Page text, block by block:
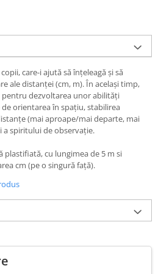
si
care-i ajută să înțeleagă și să
ale distanței (cm, m). În același timp,
dezvoltarea unor abilități
orientarea în spațiu, stabilirea
(mai aproape/mai departe, mai
a spiritului de observație.
plastifiată, cu lungimea de 5 m si
cm (pe o singură față).